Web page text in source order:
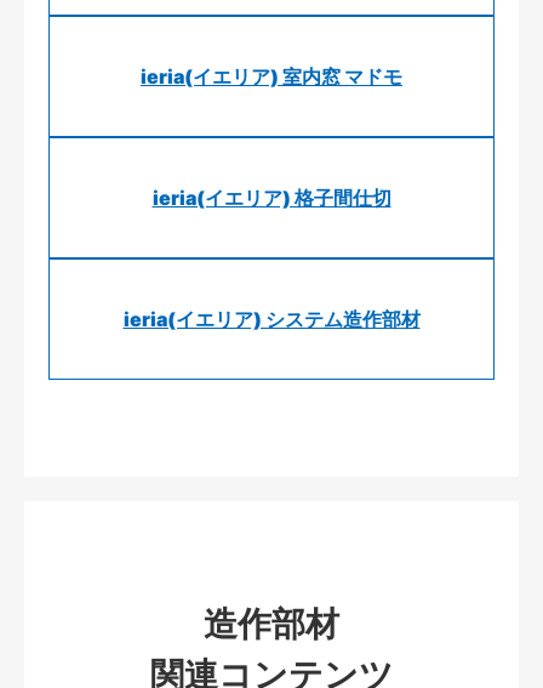
ieria(イエリア) 室内窓 マドモ
ieria(イエリア) 格子間仕切
ieria(イエリア) システム造作部材
造作部材
関連コンテンツ